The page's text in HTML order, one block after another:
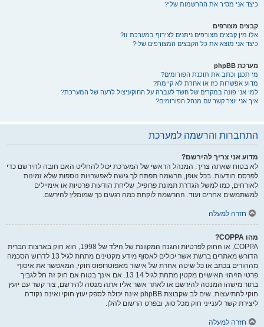
כיצד אני מסיר את ההרשמות שלי?
קבצים מצורפים
אלו מין קבצים מצורפים ניתנים לצירוף במערכת זו?
כיצד אני מוצא את כל הקבצים המצורפים שלי?
מערכת phpBB
מי תכנן וכתב את תוכנת הפורומים?
מדוע אפשרות כזו או אחרת לא קיימת?
למי אני פונה במקרים של חשד לעברה על החוק/ניצול לרעה של המערכת?
איך אני יוצר קשר עם מנהל הפורומים?
התחברות והרשמה למערכת
מדוע אני צריך להירשם?
לא בטוח שאתה צריך. המנהל הראשי של המערכת יכול להחליט האם חובה להירשם כדי
לפרסם הודעות. בכל אופן, הרשמה תפתח לך גישה לאפשרויות נוספות שלא זמינות
לאורחים, כמו למשל הגדרת תמונת פרופיל, שליחת הודעות פרטיות או אימיילים
למשתמשים אחרים ועוד. ההרשמה לוקחת כמה רגעים כך שמומלץ להירשם.
חזרה למעלה
מהו COPPA?
COPPA, או החוק לפרטיות והגנה המקוונת של הילד של 1998, הוא חוק בארצות הברית
הדורש מאתרים ברשת אשר יכולים לאסוף מידע מקטינים מתחת לגיל 13 לדרוש הסכמה
מההורים בכתב או כל שיטה אחרת של אישור מאפוטרופוס חוקי, המאפשר את איסוף
פרטי הזיהוי האישיים מקטין מתחת לגיל 14 13. אם אינך בטוח אם חוק זה חל לגביך
בתור מישהו המנסה להירשם או לאתר אשר אליו אתה מנסה להירשם, צור קשר עם יועץ
חוקי להתיעצות. שים לב שקבוצת phpBB אינה יכולה לספק יעוץ חוקי ואינה נקודה
ליצירת קשר לענייני חוק מכל סוג, ובפרט הרשום להלן.
חזרה למעלה